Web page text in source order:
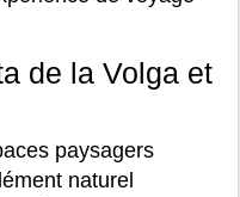
de la Volga et
paysagers
naturel